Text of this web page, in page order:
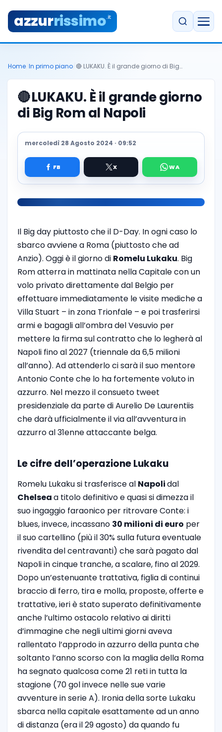
azzurrissimo.it
Home In primo piano 🔴 LUKAKU. È il grande giorno di Big…
🔴LUKAKU. È il grande giorno
di Big Rom al Napoli
mercoledì 28 Agosto 2024 · 09:52
Il Big day piuttosto che il D-Day. In ogni caso lo
sbarco avviene a Roma (piuttosto che ad
Anzio). Oggi è il giorno di Romelu Lukaku. Big
Rom atterra in mattinata nella Capitale con un
volo privato direttamente dal Belgio per
effettuare immediatamente le visite mediche a
Villa Stuart – in zona Trionfale – e poi trasferirsi
armi e bagagli all’ombra del Vesuvio per
mettere la firma sul contratto che lo legherà al
Napoli fino al 2027 (triennale da 6,5 milioni
all’anno). Ad attenderlo ci sarà il suo mentore
Antonio Conte che lo ha fortemente voluto in
azzurro. Nel mezzo il consueto tweet
presidenziale da parte di Aurelio De Laurentiis
che darà ufficialmente il via all’avventura in
azzurro al 31enne attaccante belga.
Le cifre dell’operazione Lukaku
Romelu Lukaku si trasferisce al Napolidal
Chelseaa titolo definitivo e quasi si dimezza il
suo ingaggio faraonico per ritrovare Conte: i
blues, invece, incassano 30 milioni di euro per
il suo cartellino (più il 30% sulla futura eventuale
rivendita del centravanti) che sarà pagato dal
Napoli in cinque tranche, a scalare, fino al 2029.
Dopo un’estenuante trattativa, figlia di continui
braccio di ferro, tira e molla, proposte, offerte e
trattative, ieri è stato superato definitivamente
anche l’ultimo ostacolo relativo ai diritti
d’immagine che negli ultimi giorni aveva
rallentato l’approdo in azzurro della punta che
soltanto l’anno scorso con la maglia della Roma
ha segnato qualcosa come 21 reti in tutta la
stagione (70 gol invece nelle sue varie
avventure in serie A). Ironia della sorte Lukaku
sbarca nella capitale esattamente ad un anno
di distanza (era il 29 agosto) da quando fu